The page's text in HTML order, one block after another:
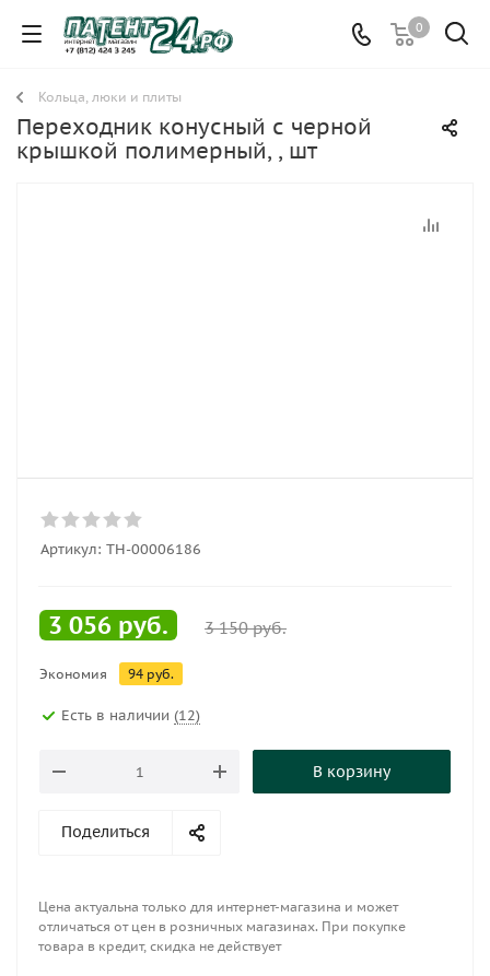
0
Кольца, люки и плиты
Переходник конусный с черной
крышкой полимерный, , шт
Артикул: ТН-00006186
3 056 руб. 3 150руб.
Экономия 94 руб.
Есть в наличии (12)
В корзину
Поделиться
Цена актуальна только для интернет-магазина и может
отличаться от цен в розничных магазинах. При покупке
товара в кредит, скидка не действует